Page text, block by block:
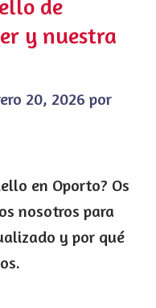
de
y nuestra
20, 2026 por
en Oporto? Os
nosotros para
y por qué